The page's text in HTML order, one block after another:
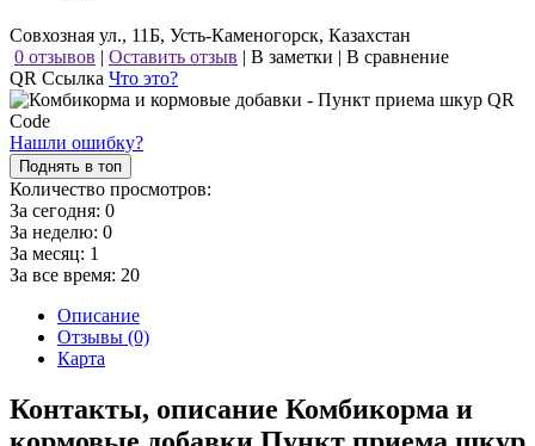
Совхозная ул., 11Б, Усть-Каменогорск, Казахстан
0 отзывов | Оставить отзыв | В заметки | В сравнение
QR Ссылка Что это?
Нашли ошибку?
Поднять в топ
Количество просмотров:
За сегодня: 0
За неделю: 0
За месяц: 1
За все время: 20
Описание
Отзывы (0)
Карта
Контакты, описание Комбикорма и